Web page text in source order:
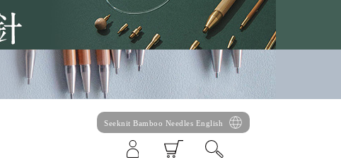
Seeknit Bamboo Needles English